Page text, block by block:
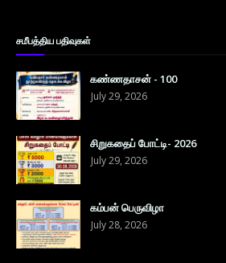
சமீபத்திய பதிவுகள்
கண்ணதாசன் - 100
July 29, 2026
சிறுகதைப் போட்டி- 2026
July 29, 2026
கம்பன் பெருவிழா
July 28, 2026